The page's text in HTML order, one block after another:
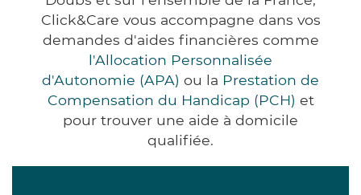
Click&Care vous accompagne dans vos
demandes d'aides financières comme
l'Allocation Personnalisée
d'Autonomie (APA) ou la Prestation de
Compensation du Handicap (PCH) et
pour trouver une aide à domicile
qualifiée.